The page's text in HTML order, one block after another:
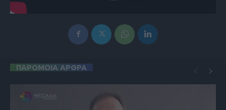
ΠΑΡΟΜΟΙΑ ΑΡΘΡΑ